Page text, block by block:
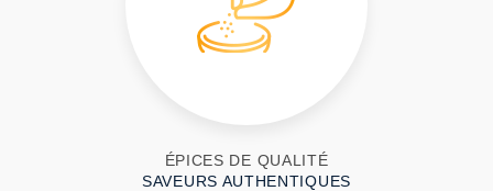
ÉPICES DE QUALITÉ
SAVEURS AUTHENTIQUES